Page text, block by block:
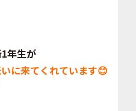
年生が
に来てくれています😊